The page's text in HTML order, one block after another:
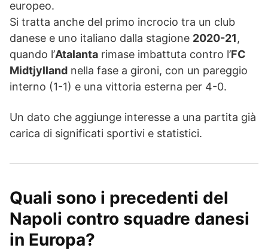
europeo.
Si tratta anche del primo incrocio tra un club
danese e uno italiano dalla stagione 2020-21,
quando l’Atalanta rimase imbattuta contro l’FC
Midtjylland nella fase a gironi, con un pareggio
interno (1-1) e una vittoria esterna per 4-0.
Un dato che aggiunge interesse a una partita già
carica di significati sportivi e statistici.
Quali sono i precedenti del
Napoli contro squadre danesi
in Europa?